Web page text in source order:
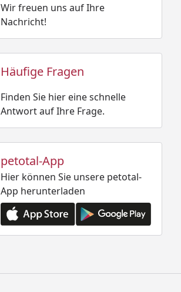
Wir freuen uns auf Ihre
Nachricht!
Häufige Fragen
Finden Sie hier eine schnelle
Antwort auf Ihre Frage.
petotal-App
Hier können Sie unsere petotal-
App herunterladen